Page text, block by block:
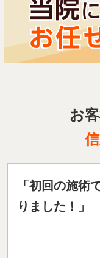
お
「初回の施術
りました！」